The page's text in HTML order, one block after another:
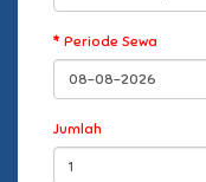
Periode Sewa
Jumlah